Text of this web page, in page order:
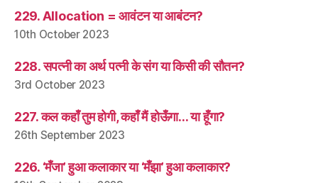
229. Allocation = आवंटन या आबंटन?
10th October 2023
228. सपत्नी का अर्थ पत्नी के संग या किसी की सौतन?
3rd October 2023
227. कल कहाँ तुम होगी, कहाँ मैं होऊँगा… या हूँगा?
26th September 2023
226. ‘मँजा’ हुआ कलाकार या ‘मँझा’ हुआ कलाकार?